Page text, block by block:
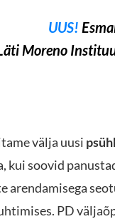
UUS!
Moreno
välja uusi
kui soovid
arendamisega
PD